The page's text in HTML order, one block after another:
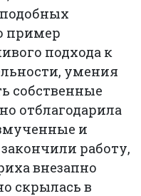
пример
подхода к
умения
собственные
отблагодарила
и
работу,
внезапно
скрылась в